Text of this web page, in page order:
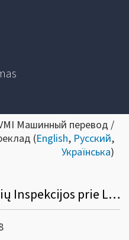
Машинный перевод /
(English, Русский,
Українська)
Dėl Valstybinės Mokesčių Inspekcijos prie Lietuvos Respublikos finansų ministerijos viršininko 2020 m. lapkričio 17 d. įsakymo Nr. VA-80 „Dėl laikino konsultacijų ir informacijos teikimo pokalbių neįrašančiais telefonais valstybės lygio ekstremaliosios situacijos metu“ patvirtinimo